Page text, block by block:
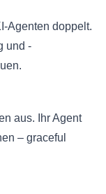
Agenten doppelt.
und -
aus. Ihr Agent
– graceful